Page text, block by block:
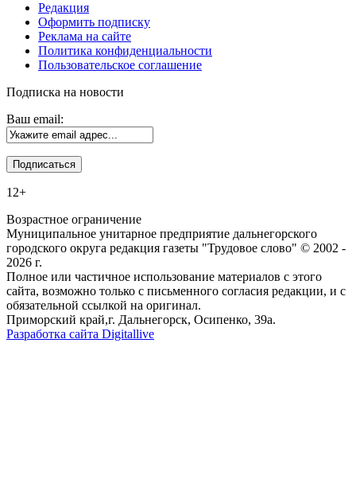
Редакция
Оформить подписку
Реклама на сайте
Политика конфиденциальности
Пользовательское соглашение
Подписка на новости
Ваш email:
12+
Возрастное ограничение
Муниципальное унитарное предприятие дальнегорского
городского округа редакция газеты "Трудовое слово" © 2002 -
2026 г.
Полное или частичное использование материалов с этого
сайта, возможно только с письменного согласия редакции, и с
обязательной ссылкой на оригинал.
Приморский край,г. Дальнегорск, Осипенко, 39а.
Разработка сайта Digitallive